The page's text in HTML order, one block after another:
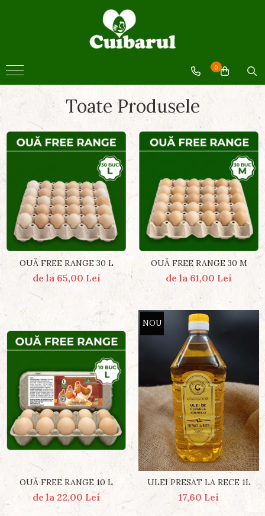
BACANIE
Miere
Produse din cătină
Sucuri si siropuri
Paste fainoase
Făină
Pâine si patiserie
0
Toate Produsele
OUĂ FREE RANGE 30 L
de la 65,00 Lei
OUĂ FREE RANGE 30 M
de la 61,00 Lei
OUĂ FREE RANGE 10 L
de la 22,00 Lei
NOU
ULEI PRESAT LA RECE 1L
17,60 Lei